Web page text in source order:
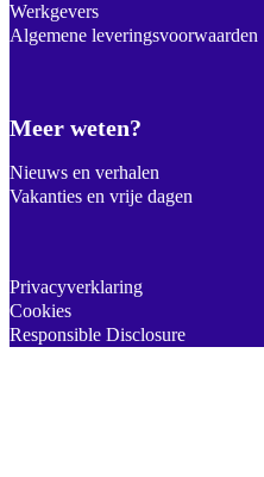
Werkgevers
Algemene leveringsvoorwaarden
Meer weten?
Nieuws en verhalen
Vakanties en vrije dagen
Privacyverklaring
Cookies
Responsible Disclosure